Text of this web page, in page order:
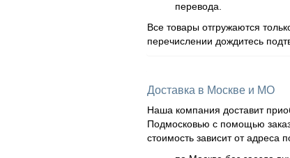
перевода.
Все товары отгружаются
перечислении дождитесь
Доставка в Москве и МО
Наша компания доставит
Подмосковью с помощью
стоимость зависит от адреса